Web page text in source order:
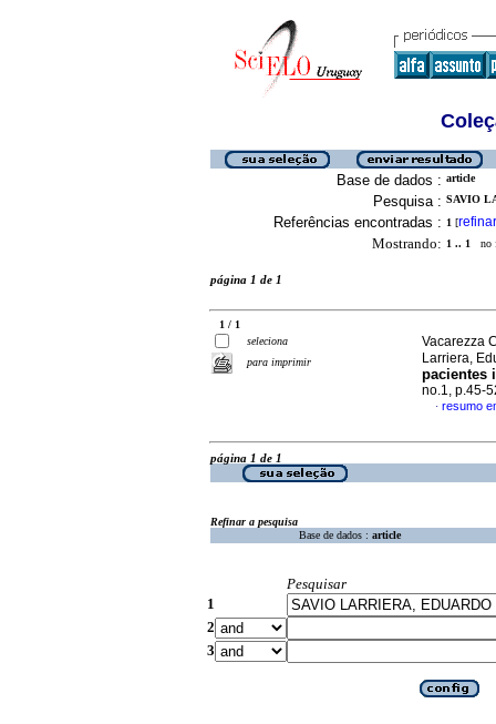
Base de dados : article
Pesquisa : SAVIO
Referências encontradas : 1 [refinar
Mostrando: 1 .. 1 no
página 1 de 1
1 / 1
seleciona
para imprimir
Vacarezza
Larriera,
pacientes
no.1, p.45-
· resumo
página 1 de 1
Refinar a pesquisa
Base de dados : article
Pesquisar
1
2
3